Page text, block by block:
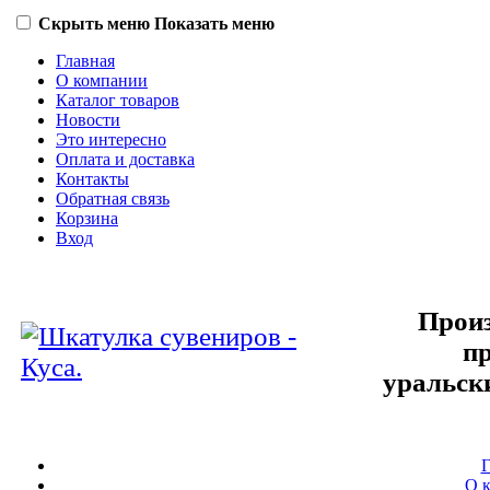
Скрыть меню Показать меню
Главная
О компании
Каталог товаров
Новости
Это интересно
Оплата и доставка
Контакты
Обратная связь
Корзина
Вход
О